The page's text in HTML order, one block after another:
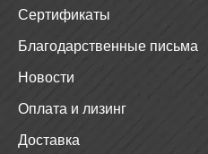
Сертификаты
Благодарственные письма
Новости
Оплата и лизинг
Доставка